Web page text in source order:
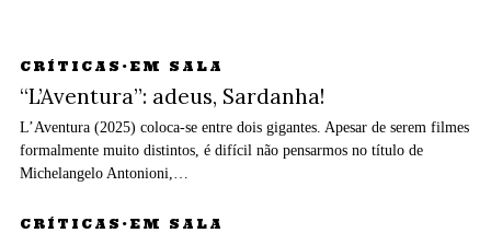
CRÍTICAS · EM SALA
“L’Aventura”: adeus, Sardanha!
L’Aventura (2025) coloca-se entre dois gigantes. Apesar de serem filmes
formalmente muito distintos, é difícil não pensarmos no título de
Michelangelo Antonioni,…
CRÍTICAS · EM SALA